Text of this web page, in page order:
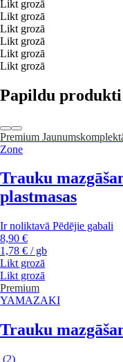
Likt grozā
Likt grozā
Likt grozā
Likt grozā
Likt grozā
Likt grozā
Papildu produkti
Premium Jaunums
Zone
Trauku
plastmasas
Ir noliktavā Pēdējie gabali
8,90 €
1,78 € / gb
Likt grozā
Likt grozā
Premium
YAMAZAKI
Trauku
(2)